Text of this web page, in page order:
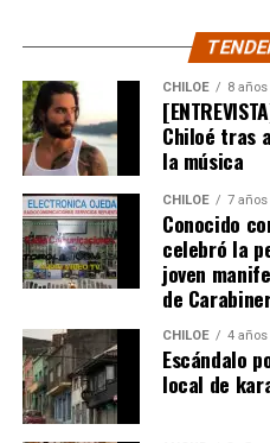
momento y solo a través de
oportunidad de gol.
Tras un primer tiempo
Boca reaccionó en la
trabajo al portero Franco
figura fue el guardametas
quien tuvo tres
River buscaba de todas las
pero algo siempre se lo
tiempo, Nicolás De la Cruz
media distancia que llevaba
‘Chiquito’ con un manotazo
CHILOE 8
Chiloé tras
la música
CHILOE 7
Conocido
celebró la
joven
de
CHILOE 4
Escándalo
local de